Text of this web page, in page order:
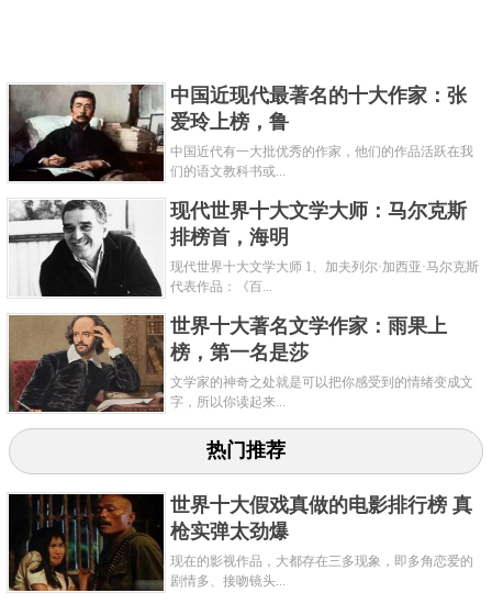
中国近现代最著名的十大作家：张
爱玲上榜，鲁
中国近代有一大批优秀的作家，他们的作品活跃在我
们的语文教科书或...
现代世界十大文学大师：马尔克斯
排榜首，海明
现代世界十大文学大师 1、加夫列尔·加西亚·马尔克斯
代表作品：《百...
世界十大著名文学作家：雨果上
榜，第一名是莎
文学家的神奇之处就是可以把你感受到的情绪变成文
字，所以你读起来...
热门推荐
世界十大假戏真做的电影排行榜 真
枪实弹太劲爆
现在的影视作品，大都存在三多现象，即多角恋爱的
剧情多、接吻镜头...